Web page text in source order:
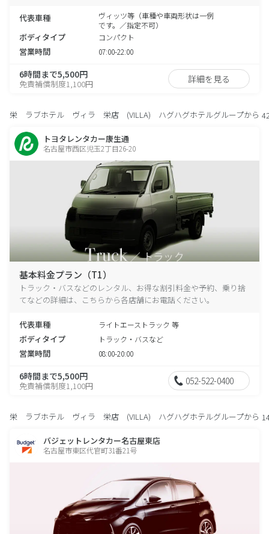
代表車種
ヴィッツ等（車種や車両形状は一例
です。／指定不可）
ボディタイプ コンパクト
営業時間 07:00-22:00
6時間まで5,500円
免責補償制度1,100円 詳細を見る
栄 ラブホテル ヴィラ 栄店 (VILLA) ハグハグホテルグループから
トヨタレンタカー康生通
名古屋市西区児玉2丁目26-20
基本料金プラン（T1）
トラック・バスなどのレンタル、お得な割引料金や予約、乗り捨
てなどの詳細は、こちらから各店舗にお電話ください。
代表車種 ライトエーストラック 等
ボディタイプ トラック・バスなど
営業時間 08:00-20:00
6時間まで5,500円
免責補償制度1,100円 052-522-0400
栄 ラブホテル ヴィラ 栄店 (VILLA) ハグハグホテルグループから
バジェットレンタカー名古屋東店
名古屋市東区代官町31番21号